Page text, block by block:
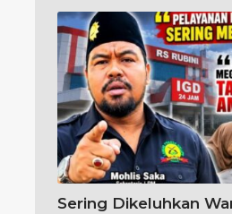
Sering Dikeluhkan